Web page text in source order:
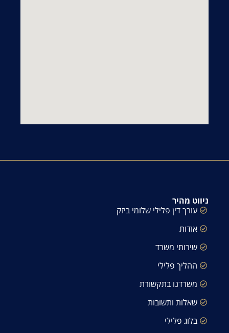
ניווט מהיר
עורך דין פלילי שלומי ביזק
אודות
שירותי משרד
ההליך פלילי
משרדנו בתקשורת
שאלות ותשובות
בלוג פלילי